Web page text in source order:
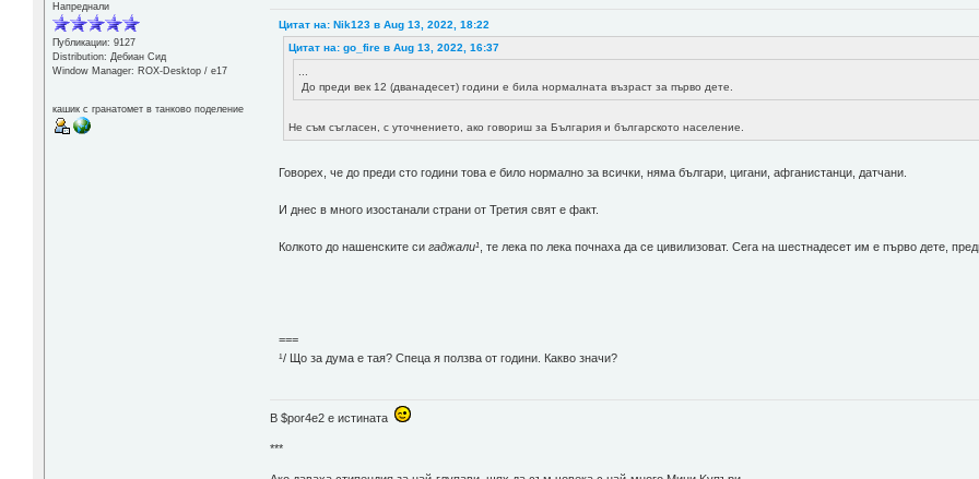
Напреднали
Публикации: 9127
Distribution: Дебиан Сид
Window Manager: ROX-Desktop / е17
кашик с гранатомет в танково поделение
Цитат на: Nik123 в Aug 13, 2022, 18:22
Цитат на: go_fire в Aug 13, 2022, 16:37
До преди век 12 (дванадесет) години е била нормалната възраст за първо дете.
Не съм съгласен, с уточнението, ако говориш за България и българското население.
Говорех, че до преди сто години това е било нормално за всички, няма българи, цигани, афганистанци, датчани.
И днес в много изостанали страни от Третия свят е факт.
Колкото до нашенските сигаджали¹ , те лека по лека почнаха да се цивилизоват. Сега на шестнадесет им е първо дете,
===
¹/ Що за дума е тая? Спеца я ползва от години. Какво значи?
В $por4e2 e истината
***